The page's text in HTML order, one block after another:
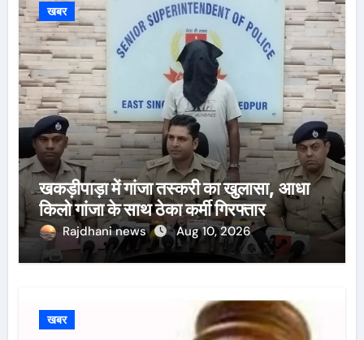
खबर
खकड़ीपाड़ा में गांजा तस्करी का खुलासा, आधा
किलो गांजा के साथ ठेका कर्मी गिरफ्तार
Rajdhani news Aug 10, 2026
खबर